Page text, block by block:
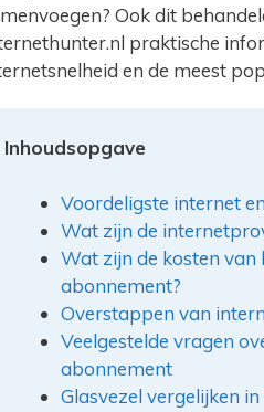
Ook dit
praktische
en de meest
Inhoudsopgave
Voordeligste internet
Wat zijn de
Wat zijn de kosten van
abonnement?
Overstappen van
Veelgestelde vragen
abonnement
Glasvezel vergelijken